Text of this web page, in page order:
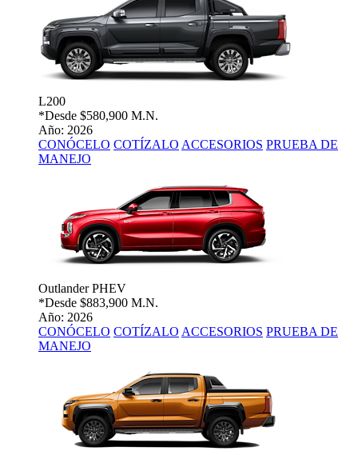
L200
*Desde $580,900 M.N.
Año: 2026
CONÓCELO COTÍZALO ACCESORIOS PRUEBA DE
MANEJO
Outlander PHEV
*Desde $883,900 M.N.
Año: 2026
CONÓCELO COTÍZALO ACCESORIOS PRUEBA DE
MANEJO